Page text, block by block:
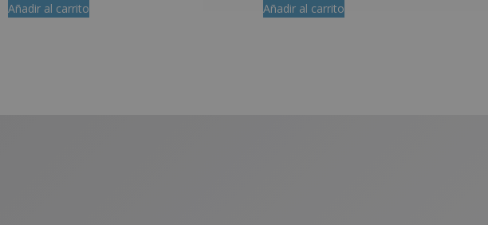
Añadir al carrito Añadir al carrito